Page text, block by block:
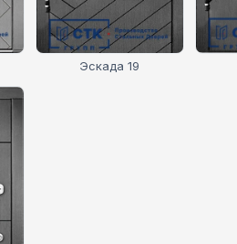
Эскада 19